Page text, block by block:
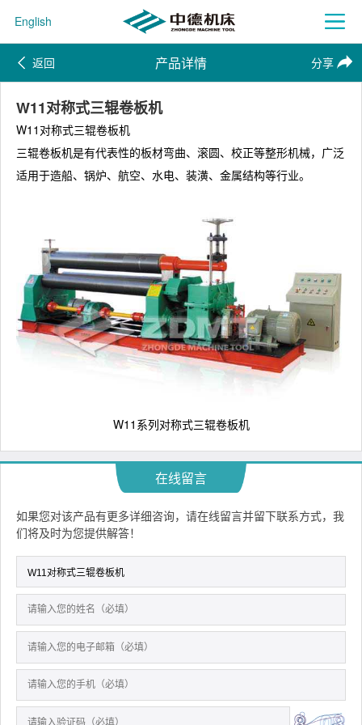
English
返回 产品详情 分享
W11对称式三辊卷板机
W11对称式三辊卷板机
三辊卷板机是有代表性的板材弯曲、滚圆、校正等整形机械，广泛
适用于造船、锅炉、航空、水电、装潢、金属结构等行业。
W11系列对称式三辊卷板机
在线留言
如果您对该产品有更多详细咨询，请在线留言并留下联系方式，我
们将及时为您提供解答！